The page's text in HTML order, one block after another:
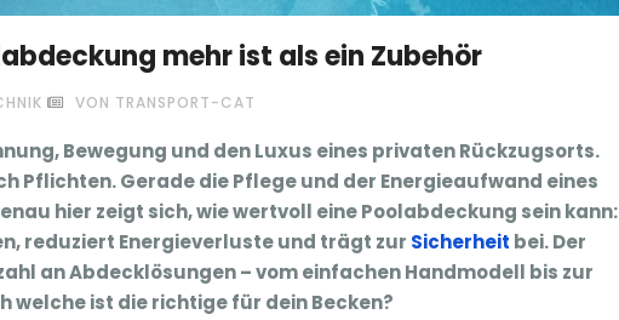
mehr ist als ein Zubehör
VON TRANSPORT-CAT
Bewegung und den Luxus eines privaten Rückzugsorts.
Pflichten. Gerade die Pflege und der Energieaufwand eines
hier zeigt sich, wie wertvoll eine Poolabdeckung sein kann:
reduziert Energieverluste und trägt zur Sicherheit bei. Der
an Abdecklösungen – vom einfachen Handmodell bis zur
welche ist die richtige für dein Becken?